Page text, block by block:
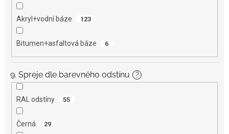
Akryl+vodní báze 123
Bitumen+asfaltová báze 6
9. Spreje dle barevného odstínu ?
RAL odstíny 55
Černá 29